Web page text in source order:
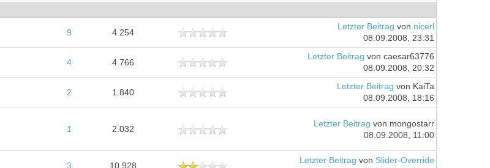
9 4.254
Letzter Beitrag von nicerl
08.09.2008, 23:31
4 4.766
Letzter Beitrag von caesar63776
08.09.2008, 20:32
2 1.840
Letzter Beitrag von KaiTa
08.09.2008, 18:16
1 2.032
Letzter Beitrag von mongostarr
08.09.2008, 11:00
3 10.928
Letzter Beitrag von Slider-Override